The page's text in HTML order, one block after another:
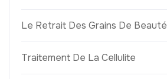
Le Retrait Des Grains De Beauté
Traitement De La Cellulite